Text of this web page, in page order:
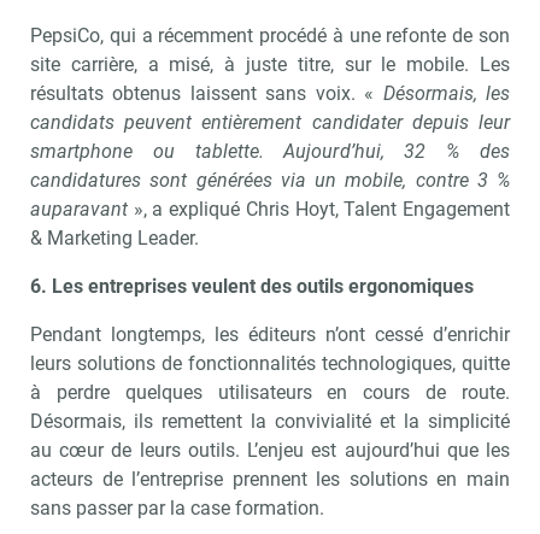
PepsiCo, qui a récemment procédé à une refonte de son
site carrière, a misé, à juste titre, sur le mobile. Les
résultats obtenus laissent sans voix. « Désormais, les
candidats peuvent entièrement candidater depuis leur
smartphone ou tablette. Aujourd’hui, 32 % des
candidatures sont générées via un mobile, contre 3 %
auparavant », a expliqué Chris Hoyt, Talent Engagement
& Marketing Leader.
6. Les entreprises veulent des outils ergonomiques
Pendant longtemps, les éditeurs n’ont cessé d’enrichir
leurs solutions de fonctionnalités technologiques, quitte
à perdre quelques utilisateurs en cours de route.
Désormais, ils remettent la convivialité et la simplicité
au cœur de leurs outils. L’enjeu est aujourd’hui que les
acteurs de l’entreprise prennent les solutions en main
sans passer par la case formation.